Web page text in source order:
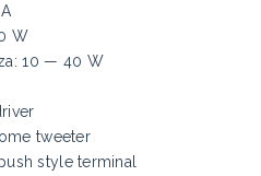
W
10 — 40 W
tweeter
style terminal